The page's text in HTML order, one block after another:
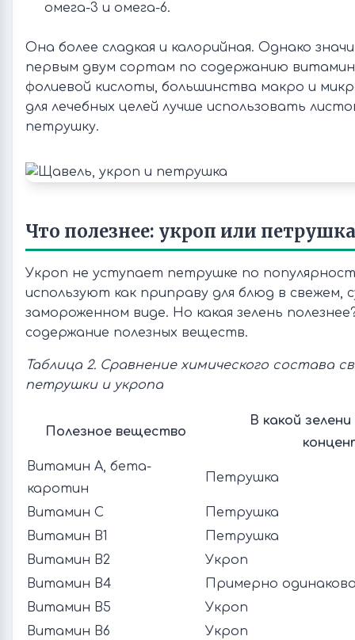
омега-3 и омега-6.
Она более сладкая и калорийная. Однако
первым двум сортам по содержанию
фолиевой кислоты, большинства макро и
для лечебных целей лучше использовать
петрушку.
Что полезнее: укроп или
Укроп не уступает петрушке по
используют как приправу для блюд в свежем,
замороженном виде. Но какая зелень
содержание полезных веществ.
Таблица 2. Сравнение химического состава
петрушки и укропа
Полезное вещество
В какой
Витамин А, бета-
каротин
Петрушка
Витамин С
Петрушка
Витамин В1
Петрушка
Витамин В2
Укроп
Витамин В4
Примерно
Витамин В5
Укроп
Витамин В6
Укроп